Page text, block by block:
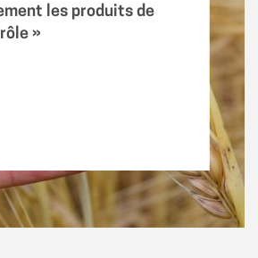
les produits de
»